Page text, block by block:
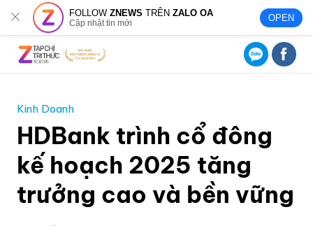
FOLLOWZNEWS TRÊNZALO OA
Cập nhật tin mới OPEN
Kinh Doanh
HDBank trình cổ đông
kế hoạch 2025 tăng
trưởng cao và bền vững